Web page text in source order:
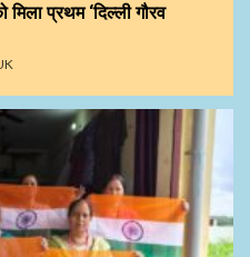
प्रथम ‘दिल्ली गौरव